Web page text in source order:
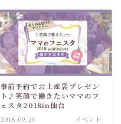
事前予約でお土産袋プレゼン
ト♪笑顔で働きたいママのフ
ェスタ2018in仙台
2018.09.26 イベント